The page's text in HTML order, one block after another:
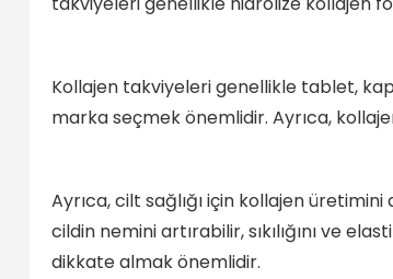
Kollajen takviyeleri genellikle tablet,
marka seçmek önemlidir. Ayrıca,
Ayrıca, cilt sağlığı için kollajen
cildin nemini artırabilir, sıkılığını ve
dikkate almak önemlidir.